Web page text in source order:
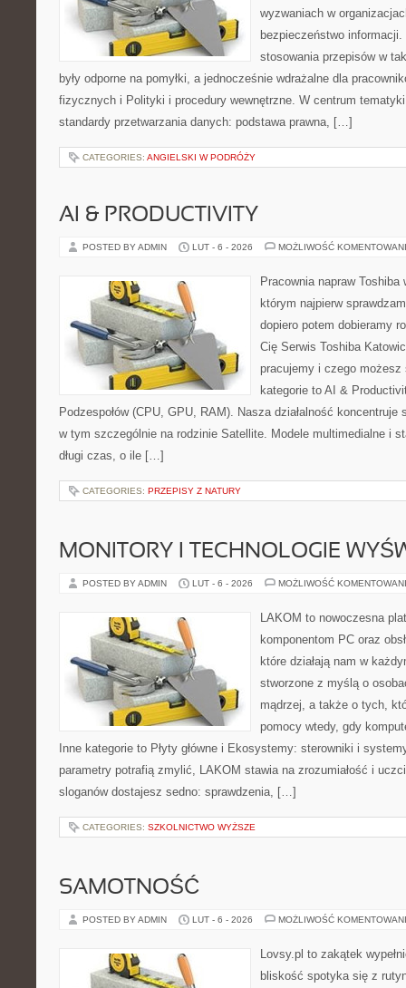
wyzwaniach w
bezpieczeństwo
stosowania przepisów w
były odporne na pomyłki, a jednocześnie wdrażalne dla
fizycznych i Polityki i procedury wewnętrzne. W centrum
standardy przetwarzania danych: podstawa prawna, […]
CATEGORIES: ANGIELSKI W PODRÓŻY
AI & PRODUCTIVITY
POSTED BY ADMIN LUT - 6 - 2026 MOŻLIWOŚĆ
Pracownia napraw
którym najpierw
dopiero potem dobieramy
Cię Serwis Toshiba
pracujemy i czego
kategorie to AI &
Podzespołów (CPU, GPU, RAM). Nasza działalność koncentruje
w tym szczególnie na rodzinie Satellite. Modele multimedialne i
długi czas, o ile […]
CATEGORIES: PRZEPISY Z NATURY
MONITORY I TECHNOLOGIE
POSTED BY ADMIN LUT - 6 - 2026 MOŻLIWOŚĆ
LAKOM to nowoczesna
komponentom PC oraz
które działają nam w
stworzone z myślą o
mądrzej, a także o tych,
pomocy wtedy, gdy
Inne kategorie to Płyty główne i Ekosystemy: sterowniki i
parametry potrafią zmylić, LAKOM stawia na zrozumiałość i
sloganów dostajesz sedno: sprawdzenia, […]
CATEGORIES: SZKOLNICTWO WYŻSZE
SAMOTNOŚĆ
POSTED BY ADMIN LUT - 6 - 2026 MOŻLIWOŚĆ
Lovsy.pl to zakątek
bliskość spotyka się z